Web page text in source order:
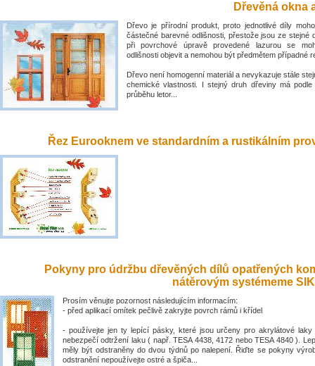
Dřevěná okna
Dřevo je přírodní produkt, proto jednotlivé díly
částečné barevné odlišnosti, přestože jsou ze stejné
při povrchové úpravě provedené lazurou se
odlišnosti objevit a nemohou být předmětem případné
Dřevo není homogenní materiál a nevykazuje stále
chemické vlastnosti. I stejný druh dřeviny má
průběhu letor...
Řez Eurooknem ve standardním a rustikálním
Pokyny pro údržbu dřevěných dílů opatřených
nátěrovým systémeme
Prosím věnujte pozornost následujícím informacím:
- před aplikací omítek pečlivě zakryjte povrch rámů i křídel
- používejte jen ty lepící pásky, které jsou určeny pro akrylátové
nebezpečí odtržení laku ( např. TESA 4438, 4172 nebo TESA 4840 ).
měly být odstraněny do dvou týdnů po nalepení. Řiďte se pokyny
odstranění nepoužívejte ostré a špiča...